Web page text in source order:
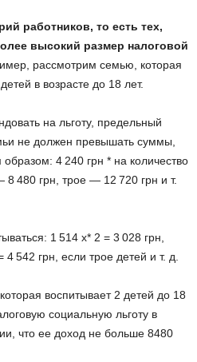
работников, то есть тех,
высокий размер налоговой
рассмотрим семью, которая
в возрасте до 18 лет.
на льготу, предельный
не должен превышать суммы,
4 240 грн * на количество
8 480 грн, трое — 12 720 грн и т.
1 514 х* 2 = 3 028 грн,
542 грн, если трое детей и т. д.
воспитывает 2 детей до 18
социальную льготу в
что ее доход не больше 8480